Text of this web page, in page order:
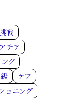
戦
チア
グ
ケア
ョニング